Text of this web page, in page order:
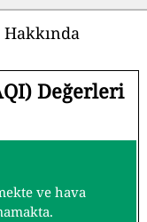
Değerleri
ve hava